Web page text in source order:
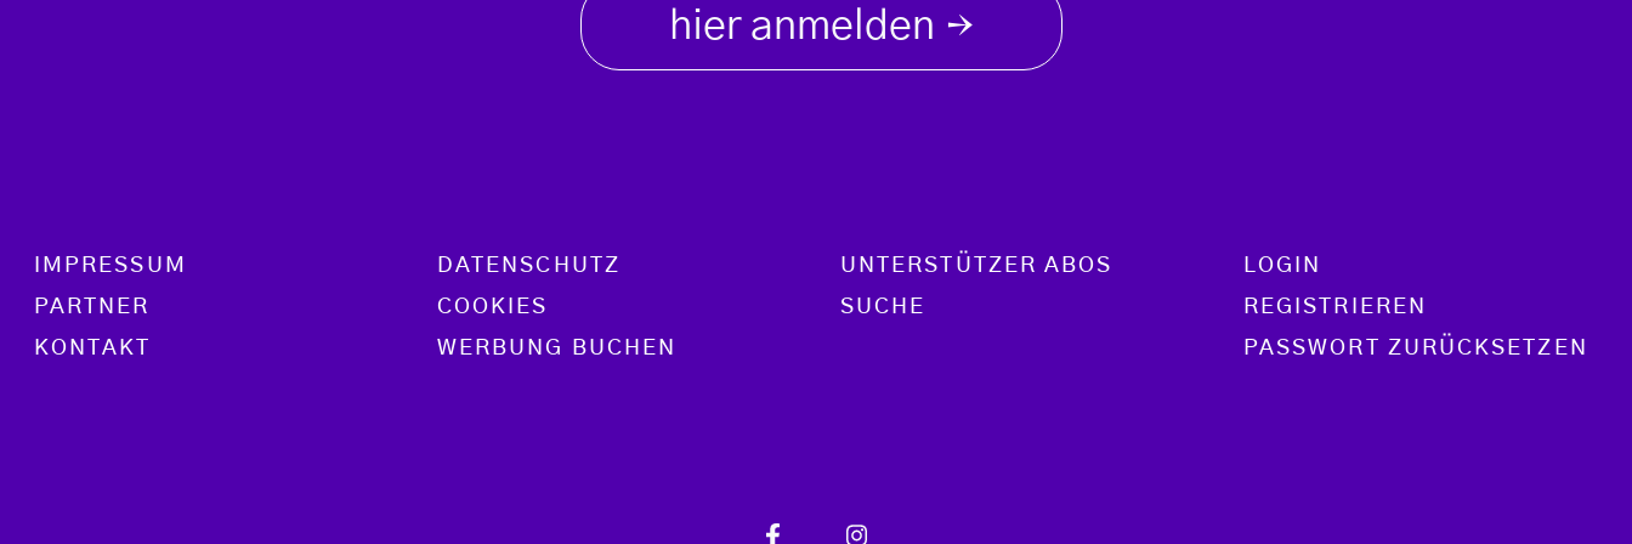
hier anmelden →
Footer menu
IMPRESSUM
PARTNER
KONTAKT
DATENSCHUTZ
COOKIES
WERBUNG BUCHEN
UNTERSTÜTZER ABOS
SUCHE
LOGIN
REGISTRIEREN
PASSWORT ZURÜCKSETZEN